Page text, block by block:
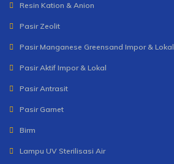
Resin Kation & Anion
Pasir Zeolit
Pasir Manganese Greensand Impor & Lokal
Pasir Aktif Impor & Lokal
Pasir Antrasit
Pasir Garnet
Birm
Lampu UV Sterilisasi Air